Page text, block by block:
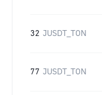
32 JUSDT_TON
77 JUSDT_TON